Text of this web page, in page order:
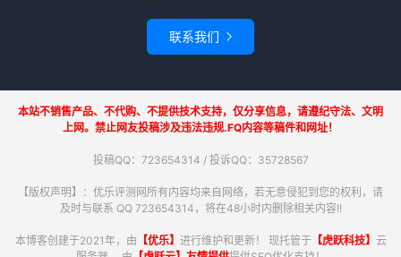
联系我们 
本站不销售产品、不代购、不提供技术支持，仅分享信息，请遵纪守法、文明
上网。禁止网友投稿涉及违法违规.FQ内容等稿件和网址！
投稿QQ：723654314 / 投诉QQ：35728567
【版权声明】：优乐评测网所有内容均来自网络，若无意侵犯到您的权利，请
及时与联系 QQ 723654314，将在48小时内删除相关内容!!
本博客创建于2021年，由 【优乐】 进行维护和更新！ 现托管于【虎跃科技】 云